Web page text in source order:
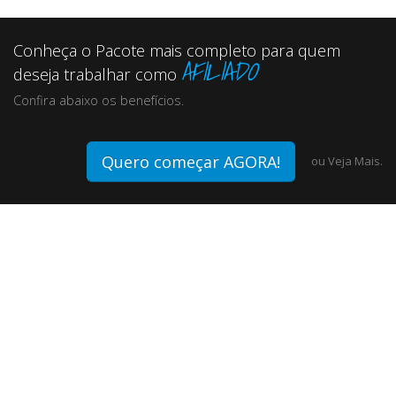
Conheça o Pacote mais completo para quem
deseja trabalhar como AFILIADO
Confira abaixo os benefícios.
Quero começar AGORA! ou Veja Mais.